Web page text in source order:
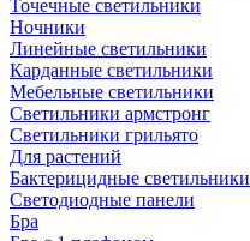
Точечные светильники
Ночники
Линейные светильники
Карданные светильники
Мебельные светильники
Светильники армстронг
Светильники грильято
Для растений
Бактерицидные светильники
Светодиодные панели
Бра